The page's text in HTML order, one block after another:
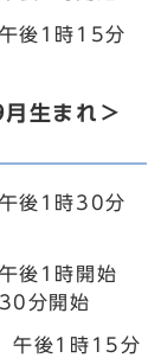
後1時15分
生まれ＞
後1時30分
後1時開始
分開始
午後1時15分